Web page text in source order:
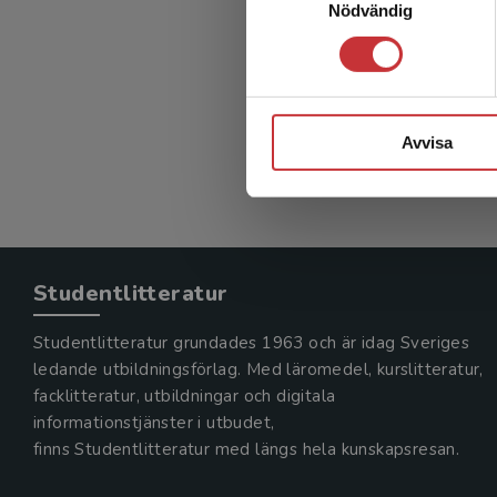
Nödvändig
Avvisa
Studentlitteratur
Studentlitteratur grundades 1963 och är idag Sveriges
ledande utbildningsförlag. Med läromedel, kurslitteratur,
facklitteratur, utbildningar och digitala
informationstjänster i utbudet,
finns Studentlitteratur med längs hela kunskapsresan.